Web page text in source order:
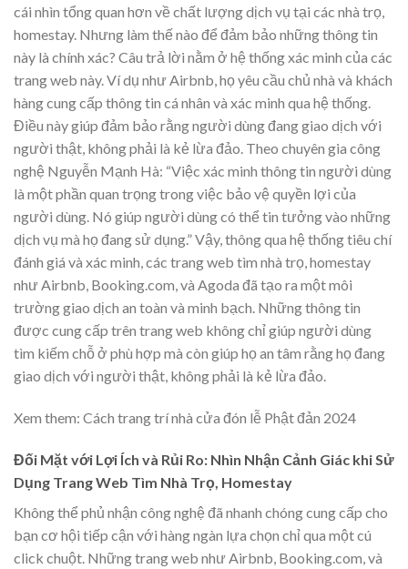
cái nhìn tổng quan hơn về chất lượng dịch vụ tại các nhà trọ,
homestay. Nhưng làm thế nào để đảm bảo những thông tin
này là chính xác? Câu trả lời nằm ở hệ thống xác minh của các
trang web này. Ví dụ như Airbnb, họ yêu cầu chủ nhà và khách
hàng cung cấp thông tin cá nhân và xác minh qua hệ thống.
Điều này giúp đảm bảo rằng người dùng đang giao dịch với
người thật, không phải là kẻ lừa đảo. Theo chuyên gia công
nghệ Nguyễn Mạnh Hà: “Việc xác minh thông tin người dùng
là một phần quan trọng trong việc bảo vệ quyền lợi của
người dùng. Nó giúp người dùng có thể tin tưởng vào những
dịch vụ mà họ đang sử dụng.” Vậy, thông qua hệ thống tiêu chí
đánh giá và xác minh, các trang web tìm nhà trọ, homestay
như Airbnb, Booking.com, và Agoda đã tạo ra một môi
trường giao dịch an toàn và minh bạch. Những thông tin
được cung cấp trên trang web không chỉ giúp người dùng
tìm kiếm chỗ ở phù hợp mà còn giúp họ an tâm rằng họ đang
giao dịch với người thật, không phải là kẻ lừa đảo.
Xem them: Cách trang trí nhà cửa đón lễ Phật đản 2024
Đối Mặt với Lợi Ích và Rủi Ro: Nhìn Nhận Cảnh Giác khi Sử
Dụng Trang Web Tìm Nhà Trọ, Homestay
Không thể phủ nhận công nghệ đã nhanh chóng cung cấp cho
bạn cơ hội tiếp cận với hàng ngàn lựa chọn chỉ qua một cú
click chuột. Những trang web như Airbnb, Booking.com, và